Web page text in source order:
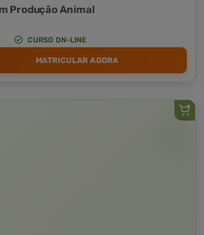
Produção Animal
CURSO ON-LINE
MATRICULAR AGORA